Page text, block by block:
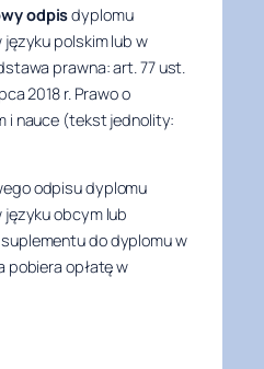
odpisdyplomu
polskim lub w
prawna: art. 77 ust.
2018 r. Prawo o
i nauce (tekst jednolity:
odpisu dyplomu
obcym lub
do dyplomu w
pobiera opłatę w